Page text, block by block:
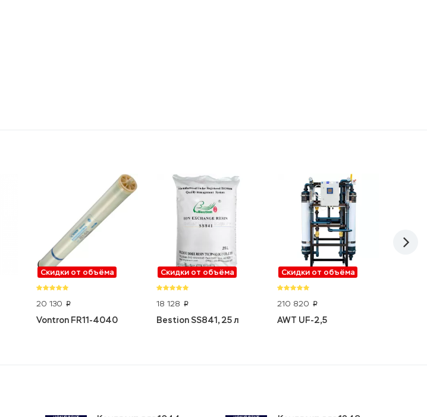
Скидки от объёма
20 130 p
Vontron FR11-4040
Скидки от объёма
18 128 p
Bestion SS841, 25 л
Скидки от объёма
210 820 p
AWT UF-2,5